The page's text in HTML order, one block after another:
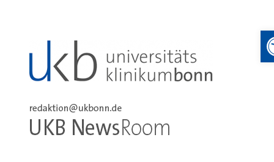
UKB NewsRoom